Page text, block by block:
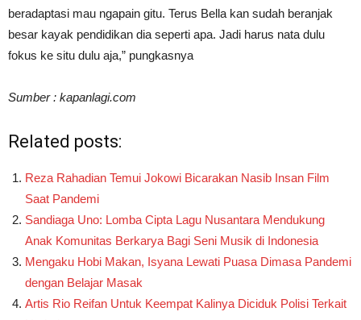
beradaptasi mau ngapain gitu. Terus Bella kan sudah beranjak
besar kayak pendidikan dia seperti apa. Jadi harus nata dulu
fokus ke situ dulu aja,” pungkasnya
Sumber : kapanlagi.com
Related posts:
Reza Rahadian Temui Jokowi Bicarakan Nasib Insan Film
Saat Pandemi
Sandiaga Uno: Lomba Cipta Lagu Nusantara Mendukung
Anak Komunitas Berkarya Bagi Seni Musik di Indonesia
Mengaku Hobi Makan, Isyana Lewati Puasa Dimasa Pandemi
dengan Belajar Masak
Artis Rio Reifan Untuk Keempat Kalinya Diciduk Polisi Terkait